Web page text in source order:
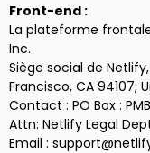
Front-end :
La plateforme
Inc.
Siège social de
Francisco, CA 94107,
Contact : PO Box :
Attn: Netlify Legal
Email :